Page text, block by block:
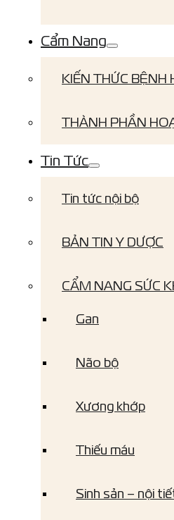
Cẩm Nang
KIẾN THỨC BỆNH
THÀNH PHẦN
Tin Tức
Tin tức nội bộ
BẢN TIN Y DƯỢC
CẨM NANG SỨC
Gan
Não bộ
Xương khớp
Thiếu máu
Sinh sản – nội